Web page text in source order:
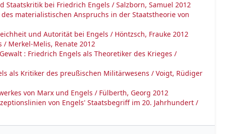
bei Friedrich Engels / Salzborn, Samuel 2012
materialistischen Anspruchs in der Staatstheorie von
und Autorität bei Engels / Höntzsch, Frauke 2012
/ Merkel-Melis, Renate 2012
: Friedrich Engels als Theoretiker des Krieges /
als Kritiker des preußischen Militärwesens / Voigt, Rüdiger
von Marx und Engels / Fülberth, Georg 2012
von Engels' Staatsbegriff im 20. Jahrhundert /